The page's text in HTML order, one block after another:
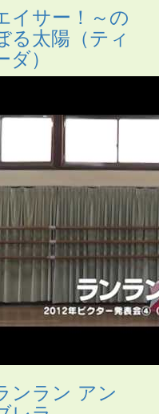
イサー！～の
る太陽（ティ
ダ）
ンラン アン